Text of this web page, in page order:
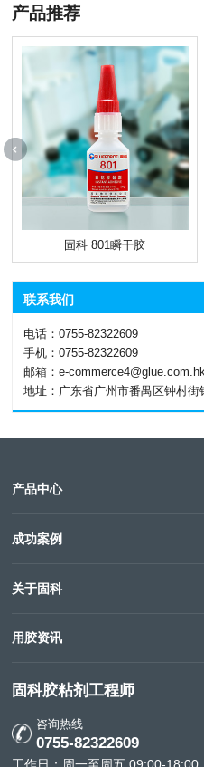
产品推荐
固科 801瞬干胶
联系我们
电话：0755-82322609
手机：0755-82322609
邮箱：e-commerce4@glue.com.hk
地址：广东省广州市番禺区钟村街
产品中心
成功案例
关于固科
用胶资讯
固科胶粘剂工程师
咨询热线
0755-82322609